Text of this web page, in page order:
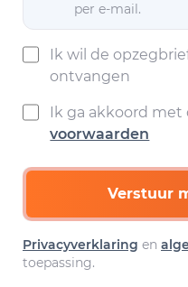
per e-mail.
Ik wil de
ontvangen
Ik ga akkoord
voorwaarden
Verstuur
Privacyverklaring en
toepassing.